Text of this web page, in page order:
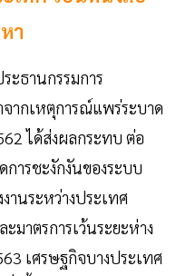
า
ธานกรรมการ
ากเหตุการณ์แพร่ระบาด
ได้ส่งผลกระทบ ต่อ
การชะงักงันของระบบ
านระหว่างประเทศ
มาตรการเว้นระยะห่าง
เศรษฐกิจบางประเทศ